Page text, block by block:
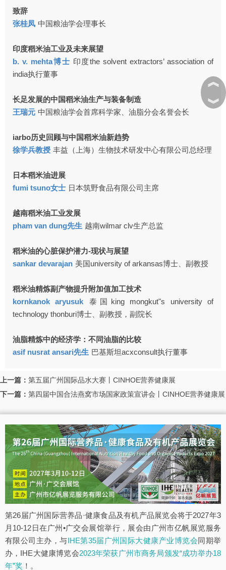
致辞
张桂凤 中国粮油学会理事长
印度稻米油工业及未来展望
b. v. mehta博士 印度the solvent extractors’ association of
india执行董事
长足发展的中国稻米油生产与装备制造
王瑞元 中国粮油学会首席科学家、油脂分会名誉会长
iarbo历史回顾与中国稻米油新趋势
徐学兵教授 丰益（上海）生物技术研发中心有限公司总经理
日本稻米油进展
fumi tsuno女士 日本筑野食品有限公司主席
越南稻米油工业发展
pham van dung先生 越南wilmar clv生产总监
稻米油的心脏保护潜力-现状与展望
sankar devarajan 美国university of arkansas博士、副教授
稻米油精炼副产物提升附加值加工技术
kornkanok aryusuk
泰国king mongkut"s university of
technology thonburi博士、副教授，副院长
油脂精炼中的经济学：不同油脂的比较
asif nusrat ansari先生 巴基斯坦acxconsult执行董事
上一篇： 第五届广州国际品水大赛丨CINHOE营养健康展
下一篇： 第四届中国合法燕窝市场国家政策宣讲会丨CINHOE营养健康展
第26届广州国际营养品·健康食品及有机产品展览会将于2027年3
月10-12日在广州•广交会展馆举行，展会由广州市亿帆展览服务
有限公司主办，与IHE第35届广州国际大健康产业博览会同期举
办，IHE大健康博览会2023年荣获广州市商务局颁发“成功举办18
年”奖 ！。
︽
︾